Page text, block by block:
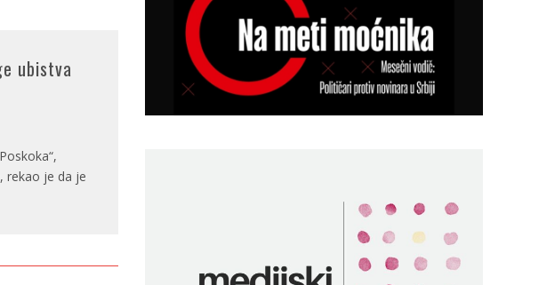
ubistva
rekao je da je